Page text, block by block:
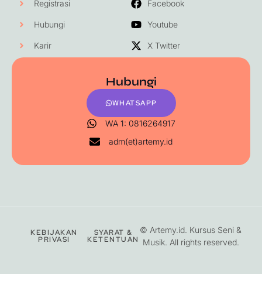
Registrasi
Hubungi
Karir
Facebook
Youtube
X Twitter
Hubungi
WHATSAPP
WA 1: 0816264917
adm(et)artemy.id
© Artemy.id. Kursus Seni &
Musik. All rights reserved.
KEBIJAKAN
PRIVASI
SYARAT &
KETENTUAN